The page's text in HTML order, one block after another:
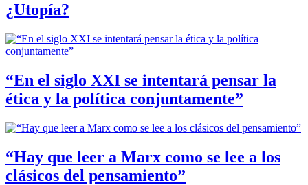
¿Utopía?
“En el siglo XXI se intentará pensar la
ética y la política conjuntamente”
“Hay que leer a Marx como se lee a los
clásicos del pensamiento”